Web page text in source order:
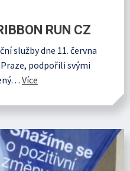
RUN CZ
služby dne 11. června
Praze, podpořili svými
Více